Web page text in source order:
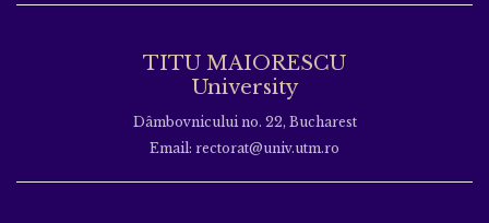
TITU MAIORESCU
University
Dâmbovnicului no. 22, Bucharest
Email: rectorat@univ.utm.ro